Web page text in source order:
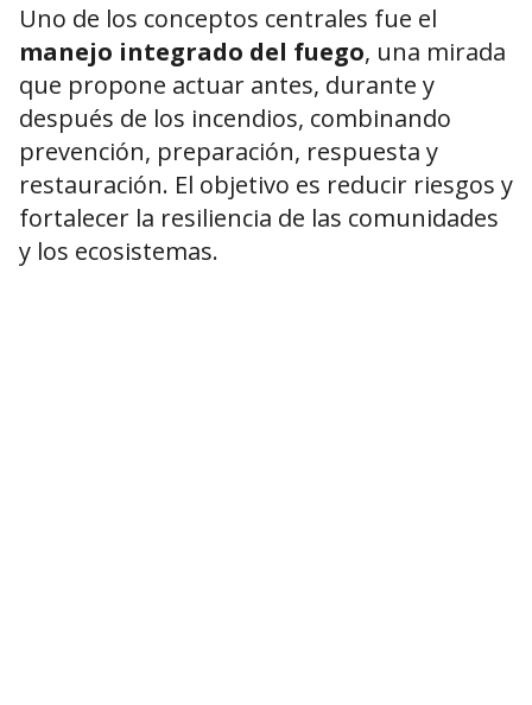
Uno de los conceptos centrales fue el
manejo integrado del fuego, una mirada
que propone actuar antes, durante y
después de los incendios, combinando
prevención, preparación, respuesta y
restauración. El objetivo es reducir riesgos y
fortalecer la resiliencia de las comunidades
y los ecosistemas.